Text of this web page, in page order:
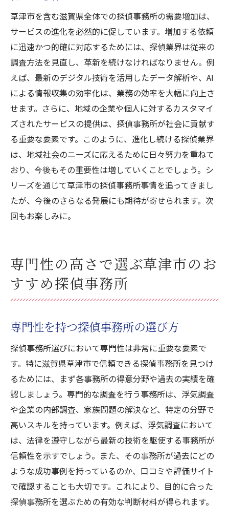
草津市を含む滋賀県全体での探偵事務所の需要増加は、
サービスの進化を必然的に促しています。増加する依頼
に迅速かつ的確に対応するためには、探偵業界は従来の
調査方法を見直し、革新を続けなければなりません。例
えば、最新のデジタル技術を活用したデータ解析や、AI
による情報収集の効率化は、業務の効率を大幅に向上さ
せます。さらに、地域の企業や個人に対するカスタマイ
ズされたサービスの提供は、探偵事務所が社会に貢献す
る重要な要素です。このように、進化し続ける探偵業界
は、地域社会のニーズに応えるために日々努力を重ねて
おり、今後もその重要性は増していくことでしょう。シ
リーズを通じて草津市の探偵事務所事情を追ってきまし
たが、今後のさらなる発展にも期待が寄せられます。次
回もお楽しみに。
専門性の高さで選ぶ草津市のお
すすめ探偵事務所
専門性を持つ探偵事務所の選び方
探偵事務所選びにおいて専門性は非常に重要な要素で
す。特に滋賀県草津市で信頼できる探偵事務所を見つけ
るためには、まず各事務所の得意分野や過去の実績を確
認しましょう。専門的な調査を行う事務所は、浮気調査
や企業の内部調査、家族問題の解決など、特定の分野で
高いスキルを持っています。例えば、浮気調査において
は、法律を遵守しながら最新の技術を駆使する事務所が
信頼性を示すでしょう。また、その事務所が過去にどの
ような成功事例を持っているのか、口コミや評価サイト
で確認することも大切です。これにより、目的に合った
探偵事務所を選ぶための有効な判断材料が得られます。